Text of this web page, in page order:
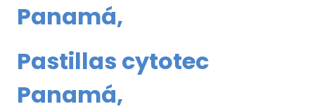
Panamá,
Pastillas cytotec
Panamá,